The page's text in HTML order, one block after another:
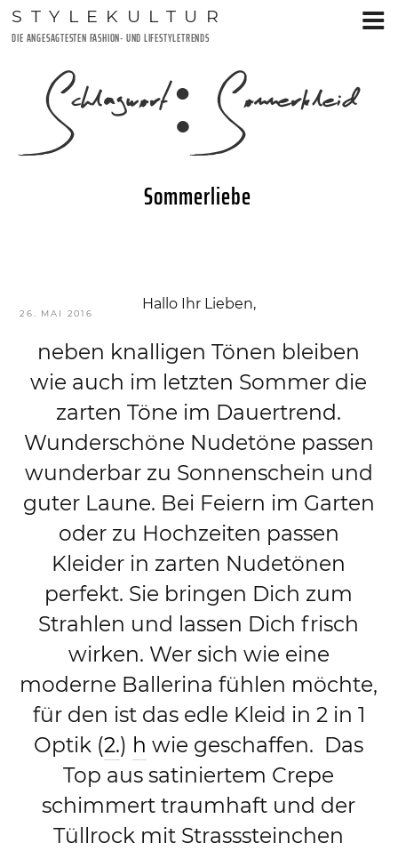
Zum
Inhalt
STYLEKULTUR
DIE ANGESAGTESTEN FASHION- UND LIFESTYLETRENDS
Schlagwort: Sommerkleid
VERÖFFENTLICHT
26. MAI 2016
Sommerliebe
Hallo Ihr Lieben,
neben knalligen Tönen bleiben
wie auch im letzten Sommer die
zarten Töne im Dauertrend.
Wunderschöne Nudetöne passen
wunderbar zu Sonnenschein und
guter Laune. Bei Feiern im Garten
oder zu Hochzeiten passen
Kleider in zarten Nudetönen
perfekt. Sie bringen Dich zum
Strahlen und lassen Dich frisch
wirken. Wer sich wie eine
moderne Ballerina fühlen möchte,
für den ist das edle Kleid in 2 in 1
Optik (2.) h wie geschaffen. Das
Top aus satiniertem Crepe
schimmert traumhaft und der
Tüllrock mit Strasssteinchen